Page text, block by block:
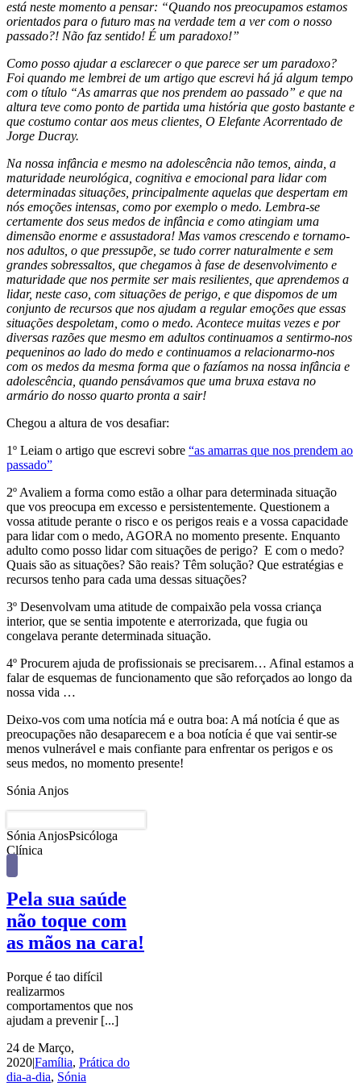
está neste momento a pensar: “Quando nos preocupamos estamos
orientados para o futuro mas na verdade tem a ver com o nosso
passado?! Não faz sentido! É um paradoxo!”
Como posso ajudar a esclarecer o que parece ser um paradoxo?
Foi quando me lembrei de um artigo que escrevi há já algum tempo
com o título “As amarras que nos prendem ao passado” e que na
altura teve como ponto de partida uma história que gosto bastante e
que costumo contar aos meus clientes, O Elefante Acorrentado de
Jorge Ducray.
Na nossa infância e mesmo na adolescência não temos, ainda, a
maturidade neurológica, cognitiva e emocional para lidar com
determinadas situações, principalmente aquelas que despertam em
nós emoções intensas, como por exemplo o medo. Lembra-se
certamente dos seus medos de infância e como atingiam uma
dimensão enorme e assustadora! Mas vamos crescendo e tornamo-
nos adultos, o que pressupõe, se tudo correr naturalmente e sem
grandes sobressaltos, que chegamos à fase de desenvolvimento e
maturidade que nos permite ser mais resilientes, que aprendemos a
lidar, neste caso, com situações de perigo, e que dispomos de um
conjunto de recursos que nos ajudam a regular emoções que essas
situações despoletam, como o medo. Acontece muitas vezes e por
diversas razões que mesmo em adultos continuamos a sentirmo-nos
pequeninos ao lado do medo e continuamos a relacionarmo-nos
com os medos da mesma forma que o fazíamos na nossa infância e
adolescência, quando pensávamos que uma bruxa estava no
armário do nosso quarto pronta a sair!
Chegou a altura de vos desafiar:
1º Leiam o artigo que escrevi sobre “as amarras que nos prendem ao
passado”
2º Avaliem a forma como estão a olhar para determinada situação
que vos preocupa em excesso e persistentemente. Questionem a
vossa atitude perante o risco e os perigos reais e a vossa capacidade
para lidar com o medo, AGORA no momento presente. Enquanto
adulto como posso lidar com situações de perigo? E com o medo?
Quais são as situações? São reais? Têm solução? Que estratégias e
recursos tenho para cada uma dessas situações?
3º Desenvolvam uma atitude de compaixão pela vossa criança
interior, que se sentia impotente e aterrorizada, que fugia ou
congelava perante determinada situação.
4º Procurem ajuda de profissionais se precisarem… Afinal estamos a
falar de esquemas de funcionamento que são reforçados ao longo da
nossa vida …
Deixo-vos com uma notícia má e outra boa: A má notícia é que as
preocupações não desaparecem e a boa notícia é que vai sentir-se
menos vulnerável e mais confiante para enfrentar os perigos e os
seus medos, no momento presente!
Sónia Anjos
Sónia AnjosPsicóloga
Clínica
Pela sua saúde
não toque com
as mãos na cara!
Porque é tao difícil
realizarmos
comportamentos que nos
ajudam a prevenir [...]
24 de Março,
2020|Família, Prática do
dia-a-dia, Sónia